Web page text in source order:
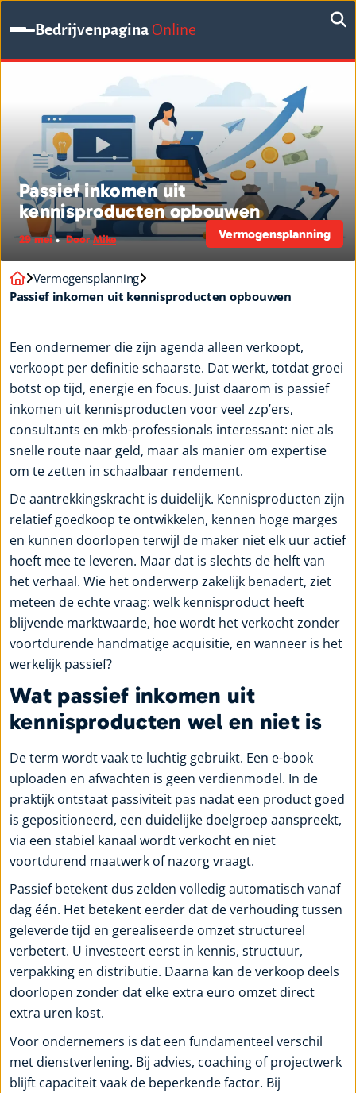
BedrijvenpaginaOnline
Vermogensplanning
Passief inkomen uit
kennisproducten opbouwen
29 mei Door Mike
Vermogensplanning
Passief inkomen uit kennisproducten opbouwen
Een ondernemer die zijn agenda alleen verkoopt,
verkoopt per definitie schaarste. Dat werkt, totdat groei
botst op tijd, energie en focus. Juist daarom is passief
inkomen uit kennisproducten voor veel zzp’ers,
consultants en mkb-professionals interessant: niet als
snelle route naar geld, maar als manier om expertise
om te zetten in schaalbaar rendement.
De aantrekkingskracht is duidelijk. Kennisproducten zijn
relatief goedkoop te ontwikkelen, kennen hoge marges
en kunnen doorlopen terwijl de maker niet elk uur actief
hoeft mee te leveren. Maar dat is slechts de helft van
het verhaal. Wie het onderwerp zakelijk benadert, ziet
meteen de echte vraag: welk kennisproduct heeft
blijvende marktwaarde, hoe wordt het verkocht zonder
voortdurende handmatige acquisitie, en wanneer is het
werkelijk passief?
Wat passief inkomen uit
kennisproducten wel en niet is
De term wordt vaak te luchtig gebruikt. Een e-book
uploaden en afwachten is geen verdienmodel. In de
praktijk ontstaat passiviteit pas nadat een product goed
is gepositioneerd, een duidelijke doelgroep aanspreekt,
via een stabiel kanaal wordt verkocht en niet
voortdurend maatwerk of nazorg vraagt.
Passief betekent dus zelden volledig automatisch vanaf
dag één. Het betekent eerder dat de verhouding tussen
geleverde tijd en gerealiseerde omzet structureel
verbetert. U investeert eerst in kennis, structuur,
verpakking en distributie. Daarna kan de verkoop deels
doorlopen zonder dat elke extra euro omzet direct
extra uren kost.
Voor ondernemers is dat een fundamenteel verschil
met dienstverlening. Bij advies, coaching of projectwerk
blijft capaciteit vaak de beperkende factor. Bij